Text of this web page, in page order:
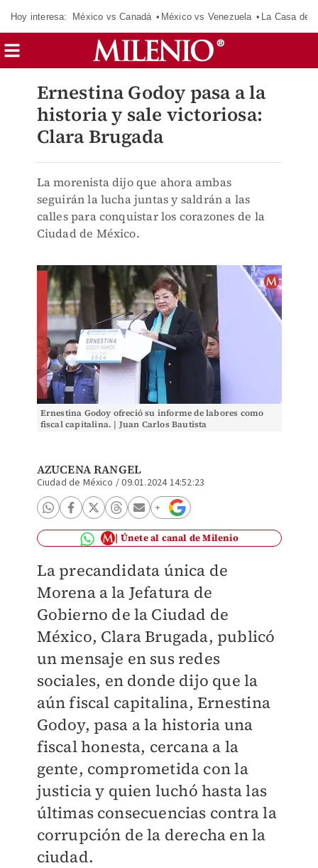
Hoy interesa: México vs Canadá México vs Venezuela La Casa de
Ernestina Godoy pasa a la
historia y sale victoriosa:
Clara Brugada
La morenista dijo que ahora ambas
seguirán la lucha juntas y saldrán a las
calles para conquistar los corazones de la
Ciudad de México.
Ernestina Godoy ofreció su informe de labores como
fiscal capitalina. | Juan Carlos Bautista
AZUCENA RANGEL
Ciudad de México /09.01.2024 14:52:23
Únete al canal de Milenio
La precandidata única de
Morena a la Jefatura de
Gobierno de la Ciudad de
México, Clara Brugada, publicó
un mensaje en sus redes
sociales, en donde dijo que la
aún fiscal capitalina, Ernestina
Godoy, pasa a la historia una
fiscal honesta, cercana a la
gente, comprometida con la
justicia y quien luchó hasta las
últimas consecuencias contra la
corrupción de la derecha en la
ciudad.